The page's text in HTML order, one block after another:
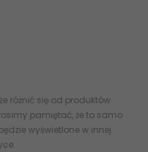
różnić się od produktów
pamiętać, że to samo
wyświetlone w innej